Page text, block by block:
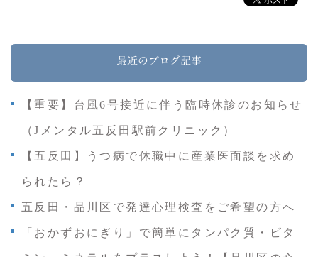
最近のブログ記事
【重要】台風6号接近に伴う臨時休診のお知らせ
（Jメンタル五反田駅前クリニック）
【五反田】うつ病で休職中に産業医面談を求め
られたら？
五反田・品川区で発達心理検査をご希望の方へ
「おかずおにぎり」で簡単にタンパク質・ビタ